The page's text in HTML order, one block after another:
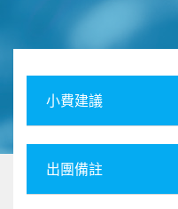
小費建議
出團備註